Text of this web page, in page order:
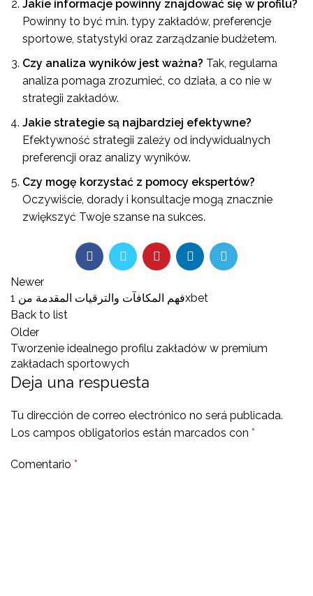
Jakie informacje powinny znajdować się w profilu?
Powinny to być m.in. typy zakładów, preferencje
sportowe, statystyki oraz zarządzanie budżetem.
Czy analiza wyników jest ważna? Tak, regularna
analiza pomaga zrozumieć, co działa, a co nie w
strategii zakładów.
Jakie strategie są najbardziej efektywne?
Efektywność strategii zależy od indywidualnych
preferencji oraz analizy wyników.
Czy mogę korzystać z pomocy ekspertów?
Oczywiście, dorady i konsultacje mogą znacznie
zwiększyć Twoje szanse na sukces.
Newer
فهم المكافآت والترقيات المقدمة من 1xbet
Back to list
Older
Tworzenie idealnego profilu zakładów w premium
zakładach sportowych
Deja una respuesta
Tu dirección de correo electrónico no será publicada.
Los campos obligatorios están marcados con *
Comentario *